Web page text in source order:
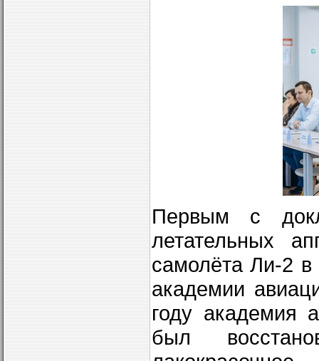
Первым с
летательных
самолёта Ли-2
академии
году академия
был